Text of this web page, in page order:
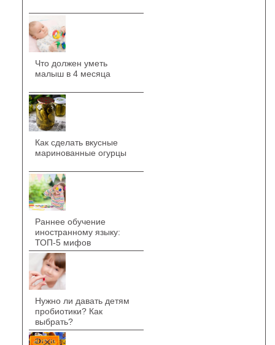
Что должен уметь
малыш в 4 месяца
Как сделать вкусные
маринованные огурцы
Раннее обучение
иностранному языку:
ТОП-5 мифов
Нужно ли давать детям
пробиотики? Как
выбрать?